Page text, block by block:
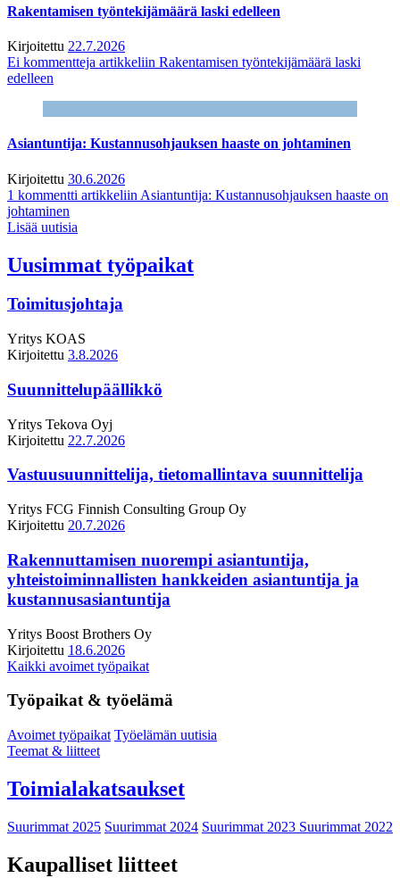
Rakentamisen työntekijämäärä laski edelleen
Kirjoitettu 22.7.2026
Ei kommentteja artikkeliin Rakentamisen työntekijämäärä laski
edelleen
Asiantuntija: Kustannusohjauksen haaste on johtaminen
Kirjoitettu 30.6.2026
1 kommentti artikkeliin Asiantuntija: Kustannusohjauksen haaste on
johtaminen
Lisää uutisia
Uusimmat työpaikat
Toimitusjohtaja
Yritys KOAS
Kirjoitettu 3.8.2026
Suunnittelupäällikkö
Yritys Tekova Oyj
Kirjoitettu 22.7.2026
Vastuusuunnittelija, tietomallintava suunnittelija
Yritys FCG Finnish Consulting Group Oy
Kirjoitettu 20.7.2026
Rakennuttamisen nuorempi asiantuntija,
yhteistoiminnallisten hankkeiden asiantuntija ja
kustannusasiantuntija
Yritys Boost Brothers Oy
Kirjoitettu 18.6.2026
Kaikki avoimet työpaikat
Työpaikat & työelämä
Avoimet työpaikat Työelämän uutisia
Teemat & liitteet
Toimialakatsaukset
Suurimmat 2025 Suurimmat 2024 Suurimmat 2023 Suurimmat 2022
Kaupalliset liitteet